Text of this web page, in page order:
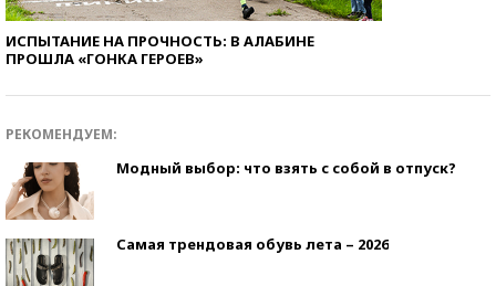
ИСПЫТАНИЕ НА ПРОЧНОСТЬ: В АЛАБИНЕ
ПРОШЛА «ГОНКА ГЕРОЕВ»
РЕКОМЕНДУЕМ:
Модный выбор: что взять с собой в отпуск?
Самая трендовая обувь лета – 2026